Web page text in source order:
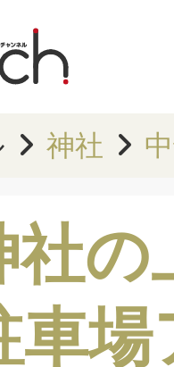
神社
社の
車